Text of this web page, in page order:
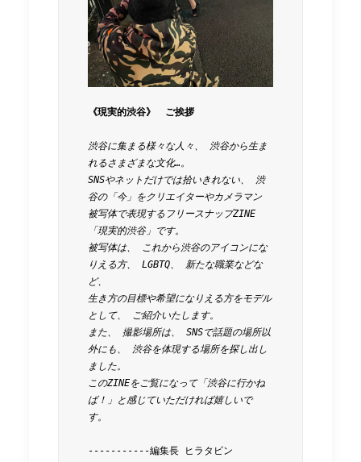
《現実的渋谷》　ご挨拶
渋谷に集まる様々な人々、 渋谷から生ま
れるさまざまな文化…。
SNSやネットだけでは拾いきれない、 渋
谷の「今」をクリエイターやカメラマン
被写体で表現するフリースナップZINE
「現実的渋谷」です。
被写体は、 これから渋谷のアイコンにな
りえる方、 LGBTQ、 新たな職業などな
ど、
生き方の目標や希望になりえる方をモデル
として、 ご紹介いたします。
また、 撮影場所は、 SNSで話題の場所以
外にも、 渋谷を体現する場所を探し出し
ました。
このZINEをご覧になって「渋谷に行かね
ば！」と感じていただければ嬉しいで
す。
-----------編集長 ヒラタビン